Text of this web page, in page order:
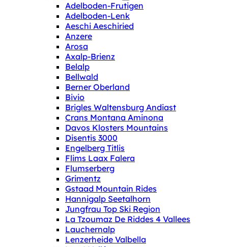
Adelboden-Frutigen
Adelboden-Lenk
Aeschi Aeschiried
Anzere
Arosa
Axalp-Brienz
Belalp
Bellwald
Berner Oberland
Bivio
Brigles Waltensburg Andiast
Crans Montana Aminona
Davos Klosters Mountains
Disentis 3000
Engelberg Titlis
Flims Laax Falera
Flumserberg
Grimentz
Gstaad Mountain Rides
Hannigalp Seetalhorn
Jungfrau Top Ski Region
La Tzoumaz De Riddes 4 Vallees
Lauchernalp
Lenzerheide Valbella